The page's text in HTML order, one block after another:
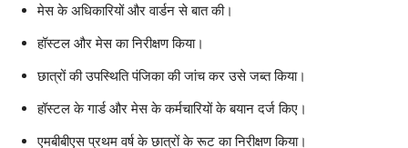
मेस के अधिकारियों और वार्डन से बात की।
हॉस्टल और मेस का निरीक्षण किया।
छात्रों की उपस्थिति पंजिका की जांच कर उसे जब्त किया।
हॉस्टल के गार्ड और मेस के कर्मचारियों के बयान दर्ज किए।
एमबीबीएस प्रथम वर्ष के छात्रों के रूट का निरीक्षण किया।